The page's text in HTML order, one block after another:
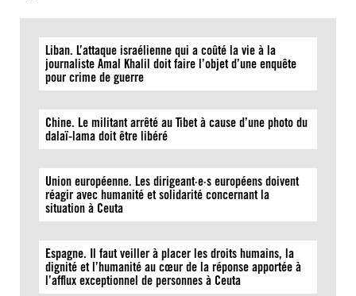
Liban. L’attaque israélienne qui a coûté la vie à la
journaliste Amal Khalil doit faire l’objet d’une enquête
pour crime de guerre
Chine. Le militant arrêté au Tibet à cause d’une photo du
dalaï-lama doit être libéré
Union européenne. Les dirigeant·e·s européens doivent
réagir avec humanité et solidarité concernant la
situation à Ceuta
Espagne. Il faut veiller à placer les droits humains, la
dignité et l’humanité au cœur de la réponse apportée à
l’afflux exceptionnel de personnes à Ceuta